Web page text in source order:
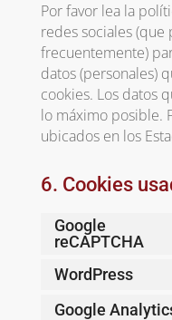
Por favor lea la
redes sociales
frecuentemente)
datos (personales)
cookies. Los datos
lo máximo posible.
ubicados en los
6. Cookies
Google
reCAPTCHA
WordPress
Google